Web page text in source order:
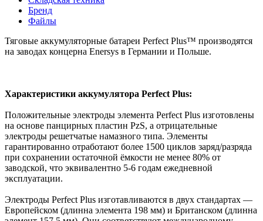
Бренд
Файлы
Тяговые аккумуляторные батареи Perfect Plus™ производятся
на заводах концерна Enersys в Германии и Польше.
Характеристики аккумулятора Perfect Plus:
Положительные электроды элемента Perfect Plus изготовлены
на основе панцирных пластин PzS, а отрицательные
электроды решетчатые намазного типа. Элементы
гарантированно отработают более 1500 циклов заряд/разряда
при сохранении остаточной ёмкости не менее 80% от
заводской, что эквивалентно 5-6 годам ежедневной
эксплуатации.
Электроды Perfect Plus изготавливаются в двух стандартах —
Европейском (длинна элемента 198 мм) и Британском (длинна